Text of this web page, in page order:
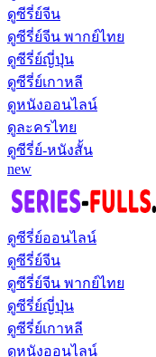
ดูซีรี่ย์จีน
ดูซีรี่ย์จีน พากย์ไทย
ดูซีรี่ย์ญี่ปุ่น
ดูซีรี่ย์เกาหลี
ดูหนังออนไลน์
ดูละครไทย
ดูซีรี่ย์-หนังสั้น
new
ดูซีรี่ย์ออนไลน์
ดูซีรี่ย์จีน
ดูซีรี่ย์จีน พากย์ไทย
ดูซีรี่ย์ญี่ปุ่น
ดูซีรี่ย์เกาหลี
ดูหนังออนไลน์